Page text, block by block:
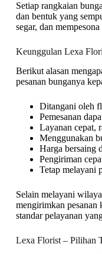
Setiap rangkaian
dan bentuk yang
segar, dan
Keunggulan Lexa
Berikut alasan
pesanan bunganya
Ditangani oleh
Pemesanan
Layanan cepat,
Menggunakan
Harga bersaing
Pengiriman
Tetap melayani
Selain melayani
mengirimkan pesanan
standar pelayanan
Lexa Florist – Pilihan